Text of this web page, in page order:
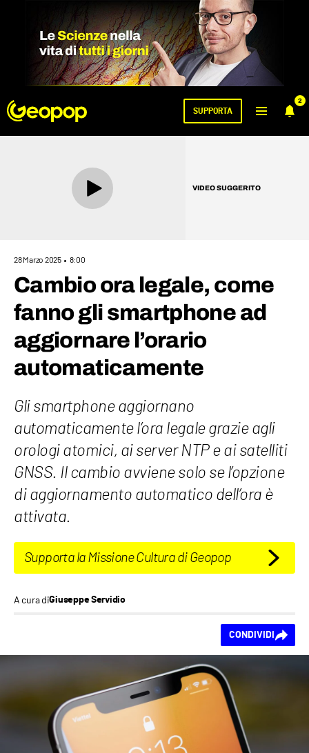
2
SUPPORTA
VIDEO SUGGERITO
28 Marzo 2025 8:00
Cambio ora legale, come
fanno gli smartphone ad
aggiornare l’orario
automaticamente
Gli smartphone aggiornano
automaticamente l’ora legale grazie agli
orologi atomici, ai server NTP e ai satelliti
GNSS. Il cambio avviene solo se l’opzione
di aggiornamento automatico dell’ora è
attivata.
Supporta la Missione Cultura di Geopop
A cura diGiuseppe Servidio
CONDIVIDI